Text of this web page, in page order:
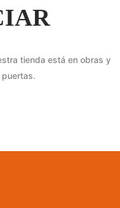
tienda está en obras y